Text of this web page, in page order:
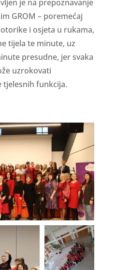
je na prepoznavanje
GROM – poremećaj
i osjeta u rukama,
tijela te minute, uz
presudne, jer svaka
uzrokovati
tjelesnih funkcija.